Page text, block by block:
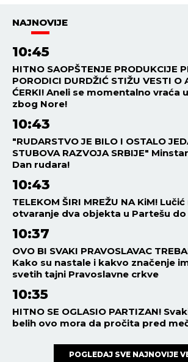
NAJNOVIJE
10:45
HITNO SAOPŠTENJE PRODUKCIJE
PORODICI DURDŽIĆ STIŽU VESTI O
ĆERKI! Aneli se momentalno vraća
zbog Nore!
10:43
"RUDARSTVO JE BILO I OSTALO
STUBOVA RAZVOJA SRBIJE"
Dan rudara!
10:43
TELEKOM ŠIRI MREŽU NA KiM!
otvaranje dva objekta u Partešu
10:37
OVO BI SVAKI PRAVOSLAVAC
Kako su nastale i kakvo značenje
svetih tajni Pravoslavne crkve
10:35
HITNO SE OGLASIO PARTIZAN!
belih ovo mora da pročita pred
POGLEDAJ SVE NAJNOVIJE